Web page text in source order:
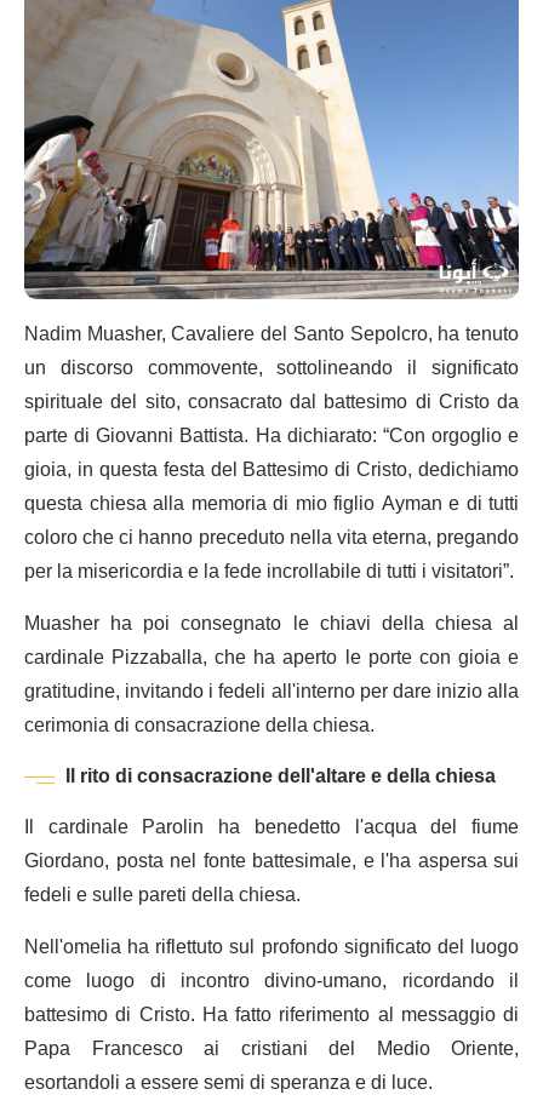
Nadim Muasher, Cavaliere del Santo Sepolcro, ha tenuto
un discorso commovente, sottolineando il significato
spirituale del sito, consacrato dal battesimo di Cristo da
parte di Giovanni Battista. Ha dichiarato: “Con orgoglio e
gioia, in questa festa del Battesimo di Cristo, dedichiamo
questa chiesa alla memoria di mio figlio Ayman e di tutti
coloro che ci hanno preceduto nella vita eterna, pregando
per la misericordia e la fede incrollabile di tutti i visitatori”.
Muasher ha poi consegnato le chiavi della chiesa al
cardinale Pizzaballa, che ha aperto le porte con gioia e
gratitudine, invitando i fedeli all'interno per dare inizio alla
cerimonia di consacrazione della chiesa.
Il rito di consacrazione dell'altare e della chiesa
Il cardinale Parolin ha benedetto l'acqua del fiume
Giordano, posta nel fonte battesimale, e l'ha aspersa sui
fedeli e sulle pareti della chiesa.
Nell'omelia ha riflettuto sul profondo significato del luogo
come luogo di incontro divino-umano, ricordando il
battesimo di Cristo. Ha fatto riferimento al messaggio di
Papa Francesco ai cristiani del Medio Oriente,
esortandoli a essere semi di speranza e di luce.